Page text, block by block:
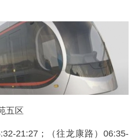
五区
21:27；（往龙康路）06:35-